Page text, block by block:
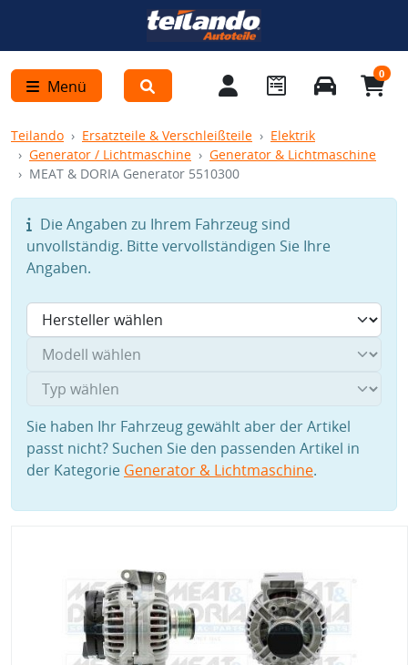
Menü
0
Teilando Ersatzteile & Verschleißteile
Elektrik
Generator / Lichtmaschine
Generator & Lichtmaschine
MEAT & DORIA Generator 5510300
Die Angaben zu Ihrem Fahrzeug sind
unvollständig. Bitte vervollständigen Sie Ihre
Angaben.
Sie haben Ihr Fahrzeug gewählt aber der Artikel
passt nicht? Suchen Sie den passenden Artikel in
der Kategorie Generator & Lichtmaschine.